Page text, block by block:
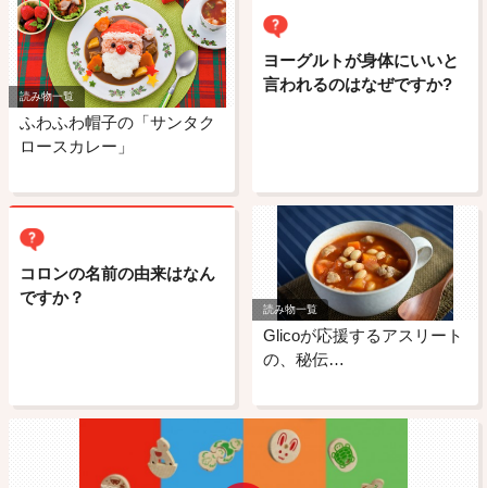
読み物一覧
ふわふわ帽子の「サンタク
ロースカレー」
ヨーグルトが身体にいいと
言われるのはなぜですか?
コロンの名前の由来はなん
ですか？
読み物一覧
Glicoが応援するアスリート
の、秘伝…